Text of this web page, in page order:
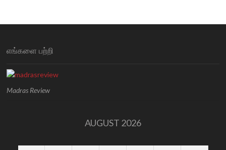
எங்களை பற்றி
Madras Review
AUGUST 2026